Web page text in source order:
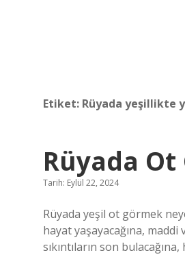
Etiket: Rüyada yeşillikte
Rüyada
Tarih: Eylül 22, 2024
Rüyada yeşil ot görmek
hayat yaşayacağına,
sıkıntıların son